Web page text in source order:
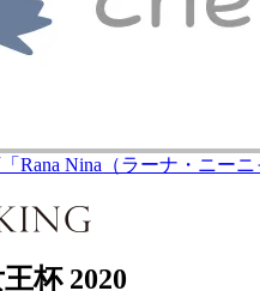
杯 2020